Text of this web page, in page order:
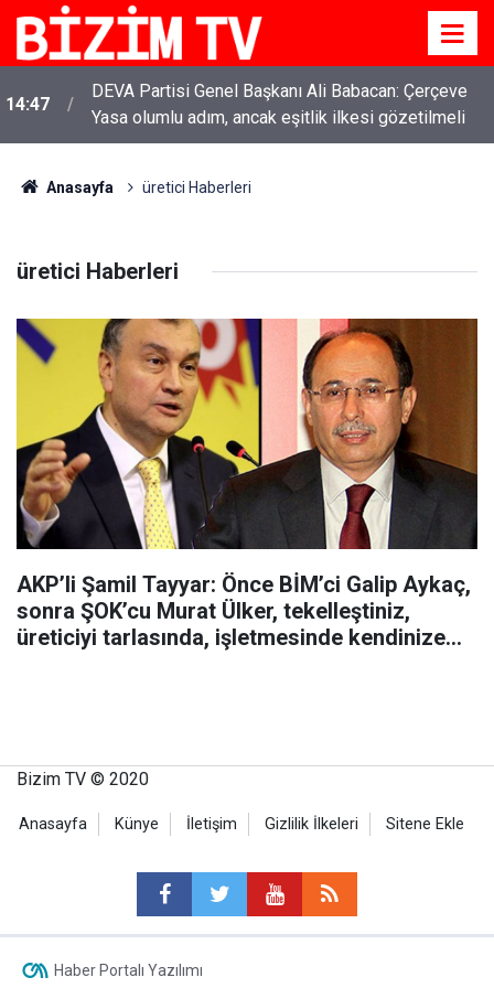
14:47
DEVA Partisi Genel Başkanı Ali Babacan: Çerçeve
Yasa olumlu adım, ancak eşitlik ilkesi gözetilmeli
Anasayfa üretici Haberleri
üretici Haberleri
AKP’li Şamil Tayyar: Önce BİM’ci Galip Aykaç,
sonra ŞOK’cu Murat Ülker, tekelleştiniz,
üreticiyi tarlasında, işletmesinde kendinize
Bizim TV © 2020
Anasayfa Künye İletişim Gizlilik İlkeleri Sitene Ekle
Haber Portalı Yazılımı